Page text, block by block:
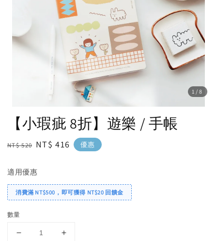
1 /8
【小瑕疵 8折】遊樂 / 手帳
Regular
NT$ 520 Sale
NT$ 416 優惠
適用優惠
消費滿 NT$500，即可獲得 NT$20 回饋金
數量